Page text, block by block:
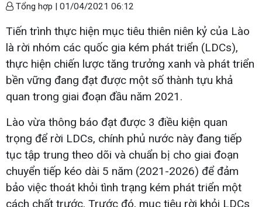
Tổng hợp | 01/04/2021 06:12
Tiến trình thực hiện mục tiêu thiên niên kỷ của Lào
là rời nhóm các quốc gia kém phát triển (LDCs),
thực hiện chiến lược tăng trưởng xanh và phát triển
bền vững đang đạt được một số thành tựu khả
quan trong giai đoạn đầu năm 2021.
Lào vừa thông báo đạt được 3 điều kiện quan
trọng để rời LDCs, chính phủ nước này đang tiếp
tục tập trung theo dõi và chuẩn bị cho giai đoạn
chuyển tiếp kéo dài 5 năm (2021-2026) để đảm
bảo việc thoát khỏi tình trạng kém phát triển một
cách chất trước. Trước đó, mục tiêu rời khỏi LDCs